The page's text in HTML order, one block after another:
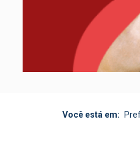
Você está em: